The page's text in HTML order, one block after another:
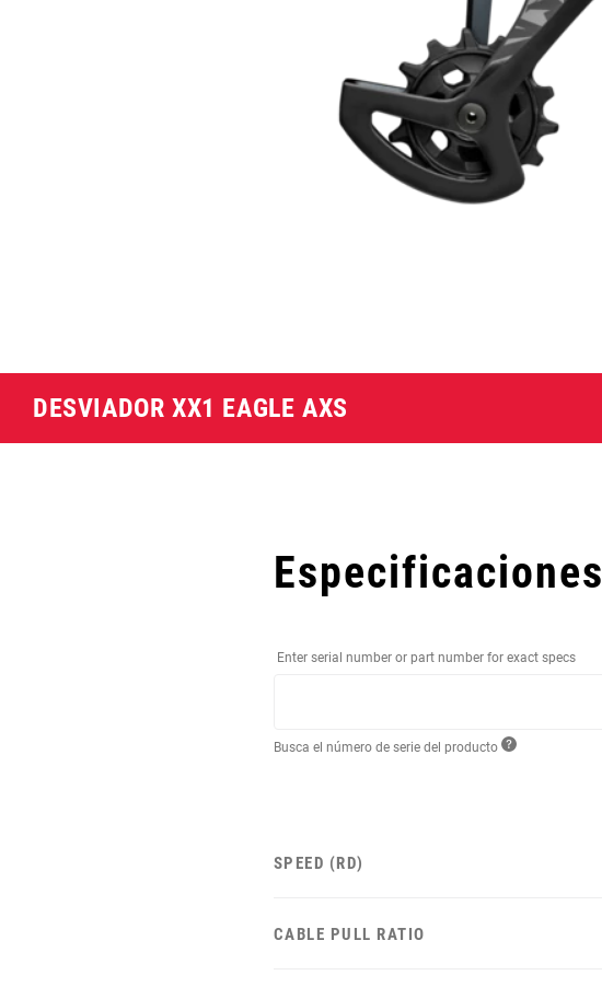
DESVIADOR XX1 EAGLE AXS
Especificaciones
Enter serial number or part number for exact specs
Busca el número de serie del producto
SPEED (RD)
CABLE PULL RATIO